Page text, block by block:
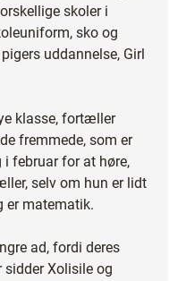
skoler i
sko og
uddannelse, Girl
klasse, fortæller
fremmede, som er
februar for at høre,
selv om hun er lidt
er matematik.
ad, fordi deres
sidder Xolisile og